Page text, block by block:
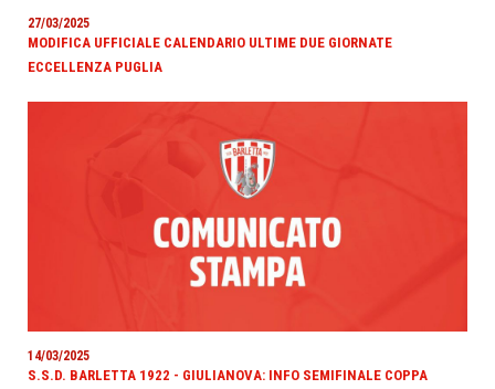
27/03/2025
MODIFICA UFFICIALE CALENDARIO ULTIME DUE GIORNATE
ECCELLENZA PUGLIA
14/03/2025
S.S.D. BARLETTA 1922 - GIULIANOVA: INFO SEMIFINALE COPPA